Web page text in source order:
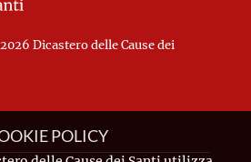
Dicastero delle Cause dei
POLICY